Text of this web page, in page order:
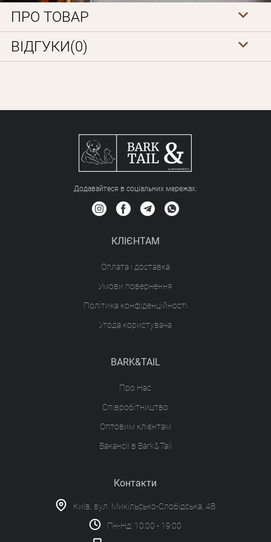
ПРО ТОВАР
ВІДГУКИ(0)
Додавайтеся в соціальних мережах:
КЛІЄНТАМ
Оплата і доставка
Умови повернення
Політика конфіденційності
Угода користувача
BARK&TAIL
Про Нас
Співробітництво
Оптовим клієнтам
Вакансії в Bark&Tail
Контакти
Київ, вул. Микільсько-Слобідська, 4В
Пн-Нд: 10:00 - 19:00
Відправити
Пароль
Зареєструватися
Відправити
Не прийшов лист?
ваш обліковий запис не підтверджена